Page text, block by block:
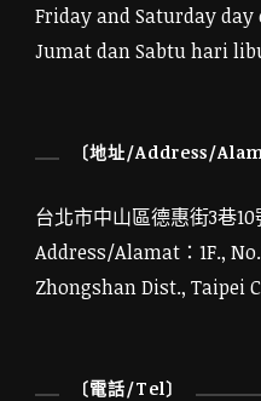
Friday and Saturday day
Jumat dan Sabtu hari
〔地址/Address/
台北市中山區德惠街3巷10
Address/Alamat：1F.,
Zhongshan Dist., Taipei
〔電話/Tel〕